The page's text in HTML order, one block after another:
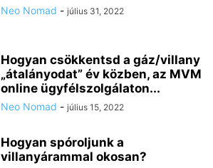
Neo Nomad - július 31, 2022
Hogyan csökkentsd a gáz/villany
„átalányodat” év közben, az MVM
online ügyfélszolgálaton...
Neo Nomad - július 15, 2022
Hogyan spóroljunk a
villanyárammal okosan?